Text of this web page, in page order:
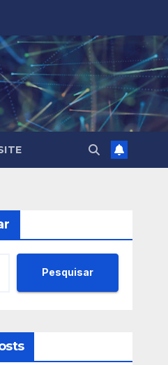
Pesquisar